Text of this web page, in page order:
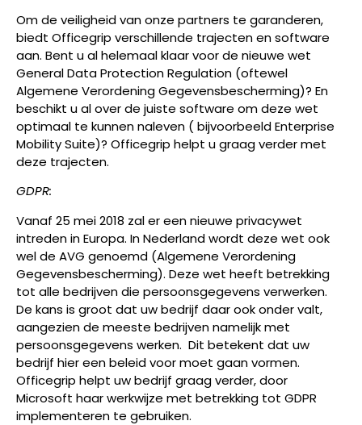
Om de veiligheid van onze partners te garanderen,
biedt Officegrip verschillende trajecten en software
aan. Bent u al helemaal klaar voor de nieuwe wet
General Data Protection Regulation (oftewel
Algemene Verordening Gegevensbescherming)? En
beschikt u al over de juiste software om deze wet
optimaal te kunnen naleven ( bijvoorbeeld Enterprise
Mobility Suite)? Officegrip helpt u graag verder met
deze trajecten.
GDPR:
Vanaf 25 mei 2018 zal er een nieuwe privacywet
intreden in Europa. In Nederland wordt deze wet ook
wel de AVG genoemd (Algemene Verordening
Gegevensbescherming). Deze wet heeft betrekking
tot alle bedrijven die persoonsgegevens verwerken.
De kans is groot dat uw bedrijf daar ook onder valt,
aangezien de meeste bedrijven namelijk met
persoonsgegevens werken. Dit betekent dat uw
bedrijf hier een beleid voor moet gaan vormen.
Officegrip helpt uw bedrijf graag verder, door
Microsoft haar werkwijze met betrekking tot GDPR
implementeren te gebruiken.